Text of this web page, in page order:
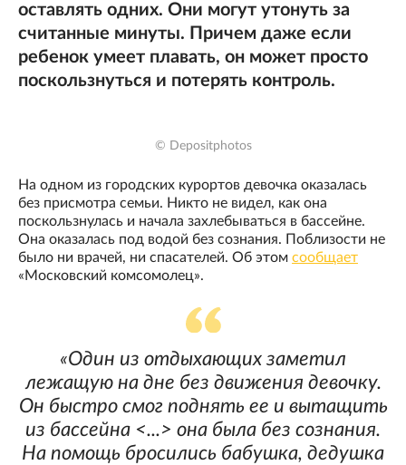
оставлять одних. Они могут утонуть за
считанные минуты. Причем даже если
ребенок умеет плавать, он может просто
поскользнуться и потерять контроль.
© Depositphotos
На одном из городских курортов девочка оказалась
без присмотра семьи. Никто не видел, как она
поскользнулась и начала захлебываться в бассейне.
Она оказалась под водой без сознания. Поблизости не
было ни врачей, ни спасателей. Об этом сообщает
«Московский комсомолец».
«Один из отдыхающих заметил
лежащую на дне без движения девочку.
Он быстро смог поднять ее и вытащить
из бассейна <...> она была без сознания.
На помощь бросились бабушка, дедушка